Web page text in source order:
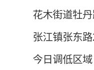
花木街道牡
张江镇张东
今日调低区域